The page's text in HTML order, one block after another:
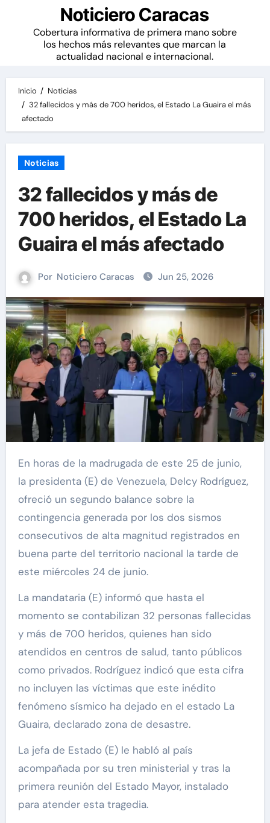
Noticiero Caracas
Cobertura informativa de primera mano sobre
los hechos más relevantes que marcan la
actualidad nacional e internacional.
Inicio
Noticias
32 fallecidos y más de 700 heridos, el Estado La Guaira el más
afectado
Noticias
32 fallecidos y más de
700 heridos, el Estado La
Guaira el más afectado
Por Noticiero Caracas Jun 25, 2026
En horas de la madrugada de este 25 de junio,
la presidenta (E) de Venezuela, Delcy Rodríguez,
ofreció un segundo balance sobre la
contingencia generada por los dos sismos
consecutivos de alta magnitud registrados en
buena parte del territorio nacional la tarde de
este miércoles 24 de junio.
La mandataria (E) informó que hasta el
momento se contabilizan 32 personas fallecidas
y más de 700 heridos, quienes han sido
atendidos en centros de salud, tanto públicos
como privados. Rodríguez indicó que esta cifra
no incluyen las víctimas que este inédito
fenómeno sísmico ha dejado en el estado La
Guaira, declarado zona de desastre.
La jefa de Estado (E) le habló al país
acompañada por su tren ministerial y tras la
primera reunión del Estado Mayor, instalado
para atender esta tragedia.